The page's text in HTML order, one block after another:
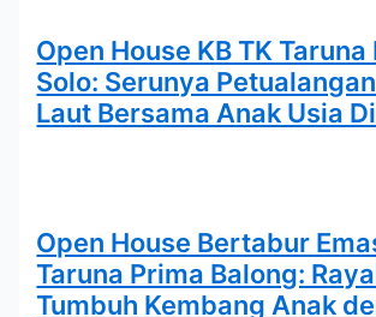
Open House KB TK Taruna
Solo: Serunya
Laut Bersama Anak Usia
Open House Bertabur
Taruna Prima Balong:
Tumbuh Kembang Anak